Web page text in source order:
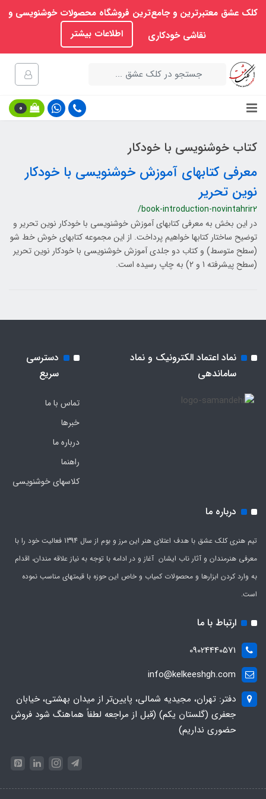
کلک عشق معتبرترین و جامع‌ترین فروشگاه محصولات خوشنویسی و
نقاشی خودکاری
اطلاعات بیشتر
0
کتاب خوشنویسی با خودکار
معرفی کتابهای آموزش خوشنویسی با خودکار
نوین تحریر
/book-introduction-novintahrir2
در این بخش به معرفی کتابهای آموزش خوشنویسی با خودکار نوین تحریر و
توضیح ساختار کتابها خواهیم پرداخت. از این مجموعه کتابهای خوش خط شو
(سطح متوسط) و کتاب دو جلدی آموزش خوشنویسی با خودکار نوین تحریر
(سطح پیشرفته 1 و 2) به چاپ رسیده است.
نماد اعتماد الکترونیک و نماد
ساماندهی
دسترسی
سریع
تماس با ما
خبرها
درباره ما
راهنما
کلاسهای خوشنویسی
درباره ما
تیم هنری کلک عشق با هدف اعتلای هنر این مرز و بوم از سال 1394 فعالیت خود را با
معرفی هنرمندان و آثار ناب ایشان آغاز و در ادامه با توجه به نیاز علاقه مندان، اقدام
به وارد کردن ابزارها و محصولات کمیاب و خاص این حوزه با قیمتهای مناسب نموده
است.
ارتباط با ما
09024440571
info@kelkeeshgh.com
دفتر: تهران، مجیدیه شمالی، پایین‌تر از میدان بهشتی، خیابان
جعفری (گلستان یکم) (قبل از مراجعه لطفاً هماهنگ شود فروش
حضوری نداریم)